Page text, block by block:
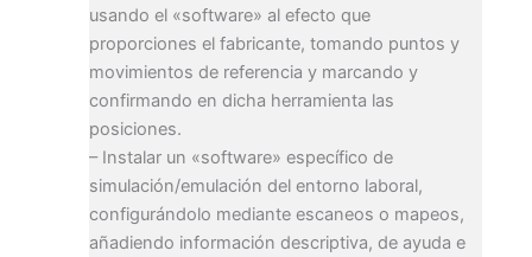
usando el «software» al efecto que
proporciones el fabricante, tomando puntos y
movimientos de referencia y marcando y
confirmando en dicha herramienta las
posiciones.
– Instalar un «software» específico de
simulación/emulación del entorno laboral,
configurándolo mediante escaneos o mapeos,
añadiendo información descriptiva, de ayuda e